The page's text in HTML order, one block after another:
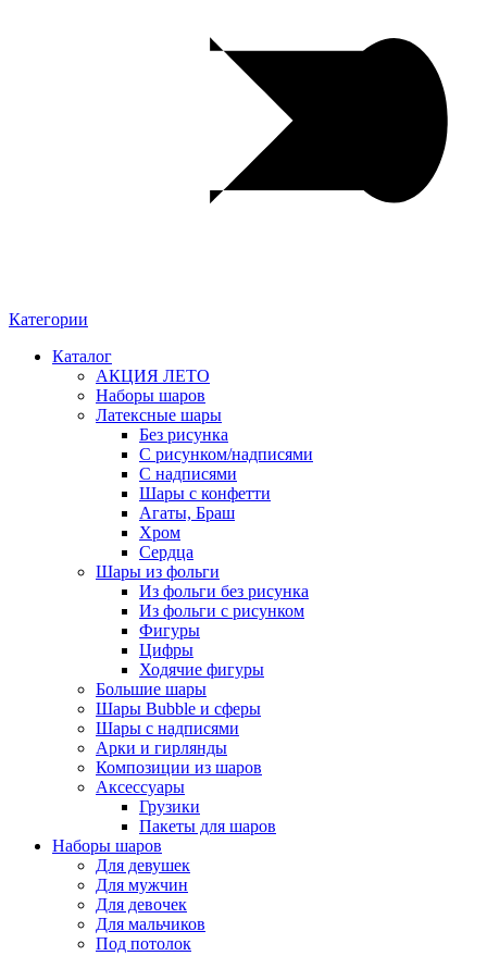
Категории
Каталог
АКЦИЯ ЛЕТО
Наборы шаров
Латексные шары
Без рисунка
С рисунком/надписями
С надписями
Шары с конфетти
Агаты, Браш
Хром
Сердца
Шары из фольги
Из фольги без рисунка
Из фольги с рисунком
Фигуры
Цифры
Ходячие фигуры
Большие шары
Шары Bubble и сферы
Шары с надписями
Арки и гирлянды
Композиции из шаров
Аксессуары
Грузики
Пакеты для шаров
Наборы шаров
Для девушек
Для мужчин
Для девочек
Для мальчиков
Под потолок